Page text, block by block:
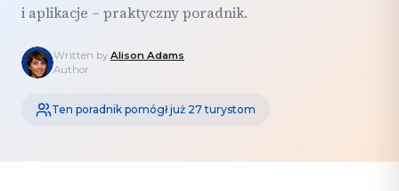
i aplikacje – praktyczny poradnik.
Written by Alison Adams
Author
Ten poradnik pomógł już 27 turystom